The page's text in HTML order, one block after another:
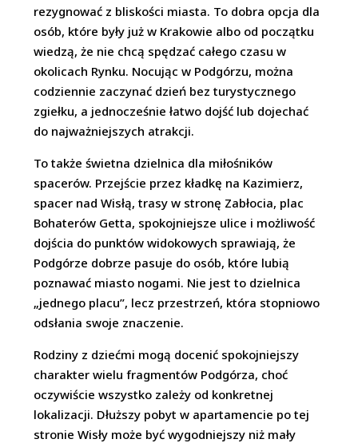
rezygnować z bliskości miasta. To dobra opcja dla
osób, które były już w Krakowie albo od początku
wiedzą, że nie chcą spędzać całego czasu w
okolicach Rynku. Nocując w Podgórzu, można
codziennie zaczynać dzień bez turystycznego
zgiełku, a jednocześnie łatwo dojść lub dojechać
do najważniejszych atrakcji.
To także świetna dzielnica dla miłośników
spacerów. Przejście przez kładkę na Kazimierz,
spacer nad Wisłą, trasy w stronę Zabłocia, plac
Bohaterów Getta, spokojniejsze ulice i możliwość
dojścia do punktów widokowych sprawiają, że
Podgórze dobrze pasuje do osób, które lubią
poznawać miasto nogami. Nie jest to dzielnica
„jednego placu”, lecz przestrzeń, która stopniowo
odsłania swoje znaczenie.
Rodziny z dziećmi mogą docenić spokojniejszy
charakter wielu fragmentów Podgórza, choć
oczywiście wszystko zależy od konkretnej
lokalizacji. Dłuższy pobyt w apartamencie po tej
stronie Wisły może być wygodniejszy niż mały